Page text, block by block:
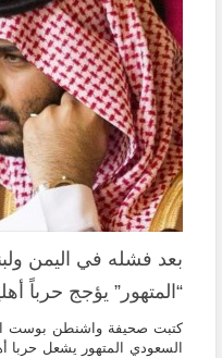
بعد فشله في اليمن
“المتهور” يؤجج حرباً
كتبت صحيفة واشنطن بوست
السعودي المتهور يشعل حربا